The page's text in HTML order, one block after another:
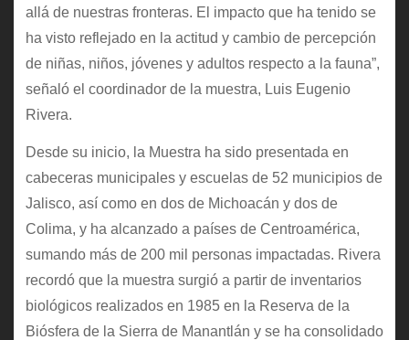
allá de nuestras fronteras. El impacto que ha tenido se
ha visto reflejado en la actitud y cambio de percepción
de niñas, niños, jóvenes y adultos respecto a la fauna”,
señaló el coordinador de la muestra, Luis Eugenio
Rivera.
Desde su inicio, la Muestra ha sido presentada en
cabeceras municipales y escuelas de 52 municipios de
Jalisco, así como en dos de Michoacán y dos de
Colima, y ha alcanzado a países de Centroamérica,
sumando más de 200 mil personas impactadas. Rivera
recordó que la muestra surgió a partir de inventarios
biológicos realizados en 1985 en la Reserva de la
Biósfera de la Sierra de Manantlán y se ha consolidado